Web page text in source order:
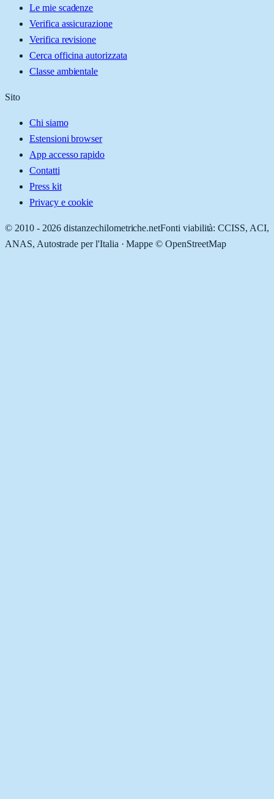
Le mie scadenze
Verifica assicurazione
Verifica revisione
Cerca officina autorizzata
Classe ambientale
Sito
Chi siamo
Estensioni browser
App accesso rapido
Contatti
Press kit
Privacy e cookie
© 2010 - 2026 distanzechilometriche.netFonti viabilità: CCISS, ACI,
ANAS, Autostrade per l'Italia · Mappe © OpenStreetMap